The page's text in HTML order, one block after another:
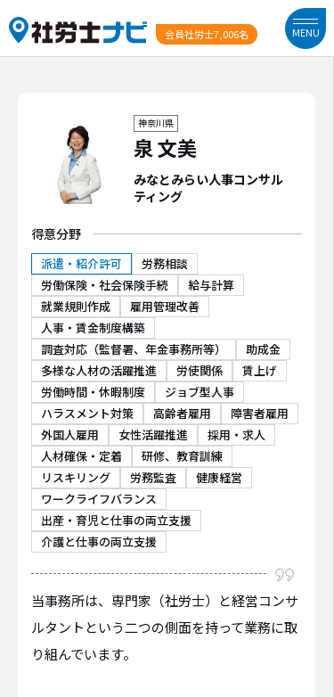
会員社労士7,006名 MENU
神奈川県
泉 文美
みなとみらい人事コンサル
ティング
得意分野
派遣・紹介許可
労務相談
労働保険・社会保険手続
給与計算
就業規則作成
雇用管理改善
人事・賃金制度構築
調査対応（監督署、年金事務所等）
助成金
多様な人材の活躍推進
労使関係
賃上げ
労働時間・休暇制度
ジョブ型人事
ハラスメント対策
高齢者雇用
障害者雇用
外国人雇用
女性活躍推進
採用・求人
人材確保・定着
研修、教育訓練
リスキリング
労務監査
健康経営
ワークライフバランス
出産・育児と仕事の両立支援
介護と仕事の両立支援
当事務所は、専門家（社労士）と経営コンサ
ルタントという二つの側面を持って業務に取
り組んでいます。